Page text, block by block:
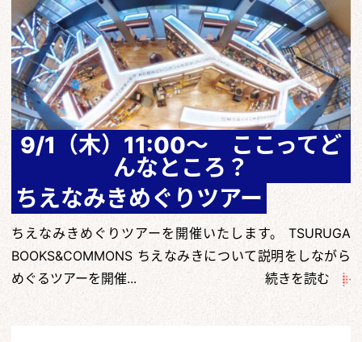
9/1（木）11:00～ ここってど
んなところ？
ちえなみきめぐりツアー
ちえなみきめぐりツアーを開催いたします。 TSURUGA
BOOKS&COMMONS ちえなみきについて説明をしながら
めぐるツアーを開催...
続きを読む